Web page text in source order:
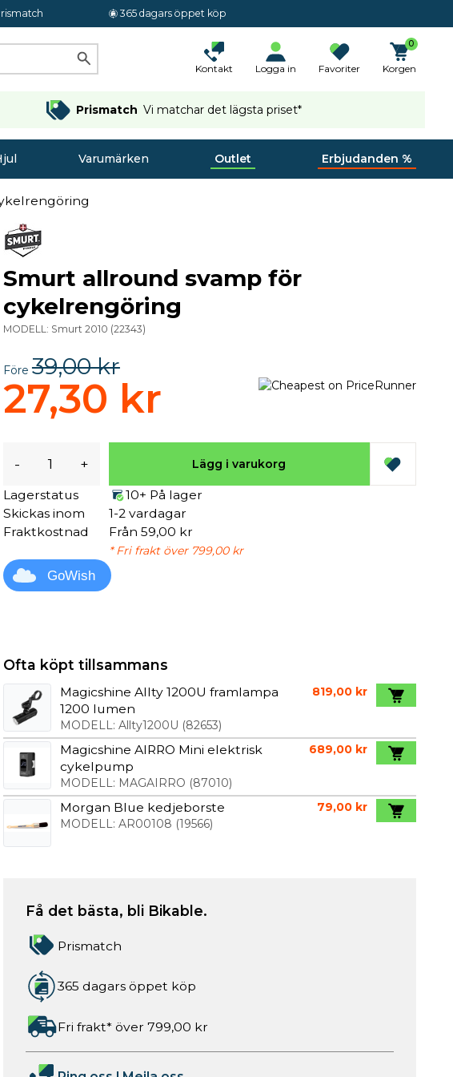
365 dagars öppet köp
Kontakt Logga in Favoriter
0
Korgen
Prismatch Vi matchar det lägsta priset*
Varumärken Outlet Erbjudanden %
Smurt allround svamp för
cykelrengöring
MODELL: Smurt 2010 (22343)
Före 39,00 kr
27,30 kr
- + Lägg i varukorg
Lagerstatus
10+ På lager
Skickas inom
1-2 vardagar
Fraktkostnad
Från 59,00 kr
* Fri frakt över 799,00 kr
GoWish
Ofta köpt tillsammans
Magicshine Allty 1200U framlampa
1200 lumen
MODELL: Allty1200U (82653)
819,00 kr
Magicshine AIRRO Mini elektrisk
cykelpump
MODELL: MAGAIRRO (87010)
689,00 kr
Morgan Blue kedjeborste
MODELL: AR00108 (19566)
79,00 kr
Få det bästa, bli Bikable.
Prismatch
365 dagars öppet köp
Fri frakt* över 799,00 kr